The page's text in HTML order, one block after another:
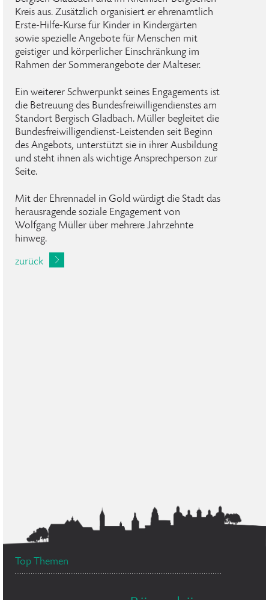
Kreis aus. Zusätzlich organisiert er ehrenamtlich
Erste-Hilfe-Kurse für Kinder in Kindergärten
sowie spezielle Angebote für Menschen mit
geistiger und körperlicher Einschränkung im
Rahmen der Sommerangebote der Malteser.
Ein weiterer Schwerpunkt seines Engagements ist
die Betreuung des Bundesfreiwilligendienstes am
Standort Bergisch Gladbach. Müller begleitet die
Bundesfreiwilligendienst-Leistenden seit Beginn
des Angebots, unterstützt sie in ihrer Ausbildung
und steht ihnen als wichtige Ansprechperson zur
Seite.
Mit der Ehrennadel in Gold würdigt die Stadt das
herausragende soziale Engagement von
Wolfgang Müller über mehrere Jahrzehnte
hinweg.
zurück
Top Themen